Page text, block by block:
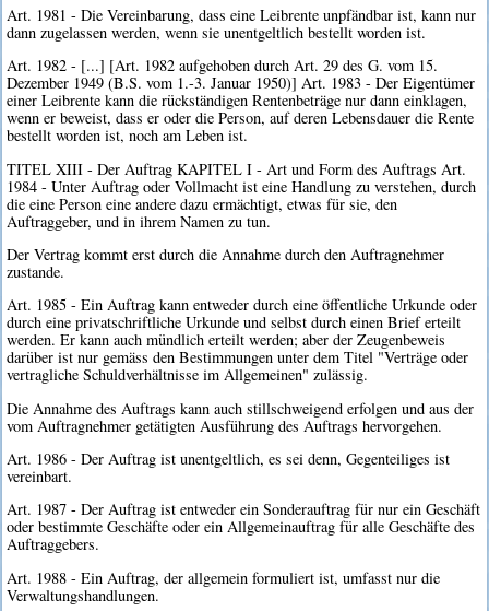
Art. 1981 - Die Vereinbarung, dass eine Leibrente unpfändbar ist, kann nur
dann zugelassen werden, wenn sie unentgeltlich bestellt worden ist.
Art. 1982 - [...] [Art. 1982 aufgehoben durch Art. 29 des G. vom 15.
Dezember 1949 (B.S. vom 1.-3. Januar 1950)] Art. 1983 - Der Eigentümer
einer Leibrente kann die rückständigen Rentenbeträge nur dann einklagen,
wenn er beweist, dass er oder die Person, auf deren Lebensdauer die Rente
bestellt worden ist, noch am Leben ist.
TITEL XIII - Der Auftrag KAPITEL I - Art und Form des Auftrags Art.
1984 - Unter Auftrag oder Vollmacht ist eine Handlung zu verstehen, durch
die eine Person eine andere dazu ermächtigt, etwas für sie, den
Auftraggeber, und in ihrem Namen zu tun.
Der Vertrag kommt erst durch die Annahme durch den Auftragnehmer
zustande.
Art. 1985 - Ein Auftrag kann entweder durch eine öffentliche Urkunde oder
durch eine privatschriftliche Urkunde und selbst durch einen Brief erteilt
werden. Er kann auch mündlich erteilt werden; aber der Zeugenbeweis
darüber ist nur gemäss den Bestimmungen unter dem Titel "Verträge oder
vertragliche Schuldverhältnisse im Allgemeinen" zulässig.
Die Annahme des Auftrags kann auch stillschweigend erfolgen und aus der
vom Auftragnehmer getätigten Ausführung des Auftrags hervorgehen.
Art. 1986 - Der Auftrag ist unentgeltlich, es sei denn, Gegenteiliges ist
vereinbart.
Art. 1987 - Der Auftrag ist entweder ein Sonderauftrag für nur ein Geschäft
oder bestimmte Geschäfte oder ein Allgemeinauftrag für alle Geschäfte des
Auftraggebers.
Art. 1988 - Ein Auftrag, der allgemein formuliert ist, umfasst nur die
Verwaltungshandlungen.